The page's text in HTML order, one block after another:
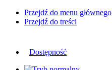
Przejdź do menu głównego
Przejdź do treści
Dostępność